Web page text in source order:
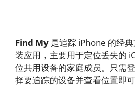
Find My 是追踪 iPhone 的经
装应用，主要用于定位丢失的
位共用设备的家庭成员。只需
择要追踪的设备并查看位置即可